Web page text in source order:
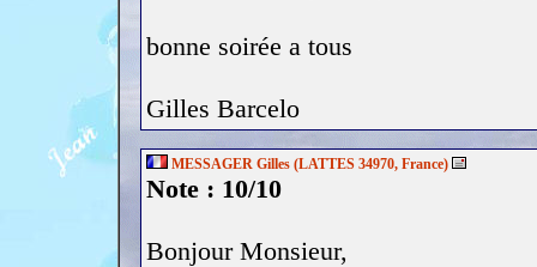
bonne soirée a tous
Gilles Barcelo
MESSAGER Gilles (LATTES 34970, France)
Note : 10/10
Bonjour Monsieur,